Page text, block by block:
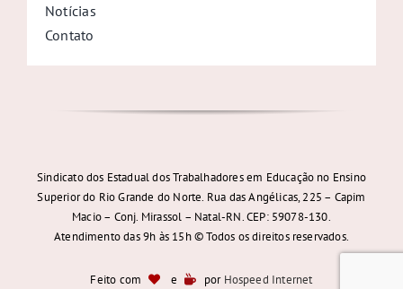
Notícias
Contato
Sindicato dos Estadual dos Trabalhadores em Educação no Ensino
Superior do Rio Grande do Norte. Rua das Angélicas, 225 – Capim
Macio – Conj. Mirassol – Natal-RN. CEP: 59078-130.
Atendimento das 9h às 15h © Todos os direitos reservados.
Feito com e por Hospeed Internet